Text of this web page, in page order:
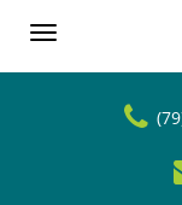
Toggle
navigation